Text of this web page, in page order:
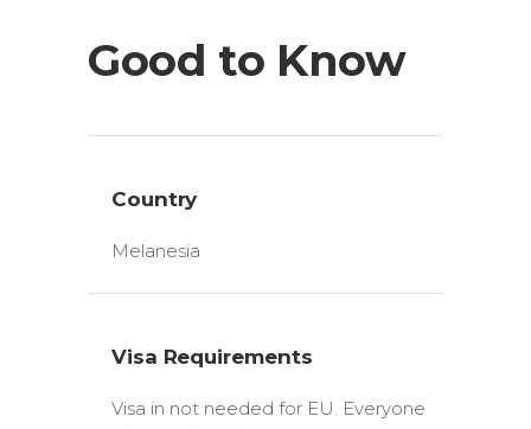
Good to Know
Country
Melanesia
Visa Requirements
Visa in not needed for EU. Everyone